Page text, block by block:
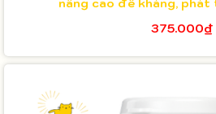
375.000₫